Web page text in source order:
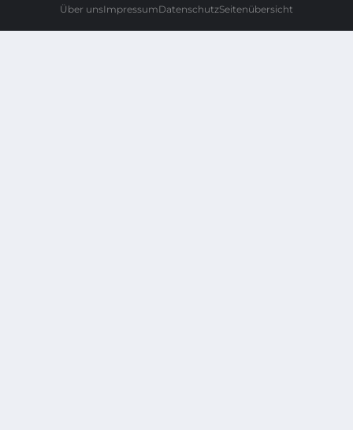
Über unsImpressumDatenschutzSeitenübersicht